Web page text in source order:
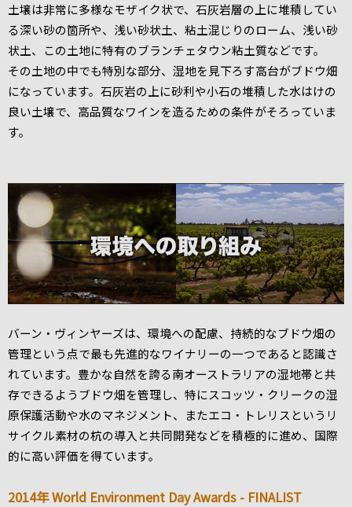
土壌は非常に多様なモザイク状で、石灰岩層の上に堆積してい
る深い砂の箇所や、浅い砂状土、粘土混じりのローム、浅い砂
状土、この土地に特有のブランチェタウン粘土質などです。
その土地の中でも特別な部分、湿地を見下ろす高台がブドウ畑
になっています。石灰岩の上に砂利や小石の堆積した水はけの
良い土壌で、高品質なワインを造るための条件がそろっていま
す。
バーン・ヴィンヤーズは、環境への配慮、持続的なブドウ畑の
管理という点で最も先進的なワイナリーの一つであると認識さ
れています。豊かな自然を誇る南オーストラリアの湿地帯と共
存できるようブドウ畑を管理し、特にスコッツ・クリークの湿
原保護活動や水のマネジメント、またエコ・トレリスというリ
サイクル素材の杭の導入と共同開発などを積極的に進め、国際
的に高い評価を得ています。
2014年 World Environment Day Awards - FINALIST